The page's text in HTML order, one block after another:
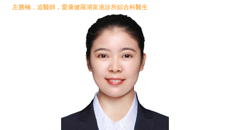
左勝楠，追醫師，愛康健羅湖富港診所綜合科醫生